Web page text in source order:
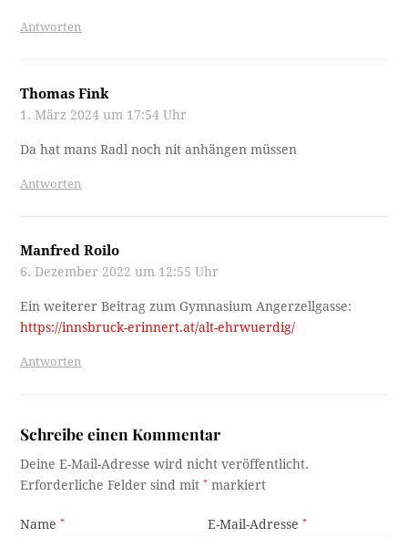
Antworten
Thomas Fink
1. März 2024 um 17:54 Uhr
Da hat mans Radl noch nit anhängen müssen
Antworten
Manfred Roilo
6. Dezember 2022 um 12:55 Uhr
Ein weiterer Beitrag zum Gymnasium Angerzellgasse:
https://innsbruck-erinnert.at/alt-ehrwuerdig/
Antworten
Schreibe einen Kommentar
Deine E-Mail-Adresse wird nicht veröffentlicht.
Erforderliche Felder sind mit* markiert
Name* E-Mail-Adresse*